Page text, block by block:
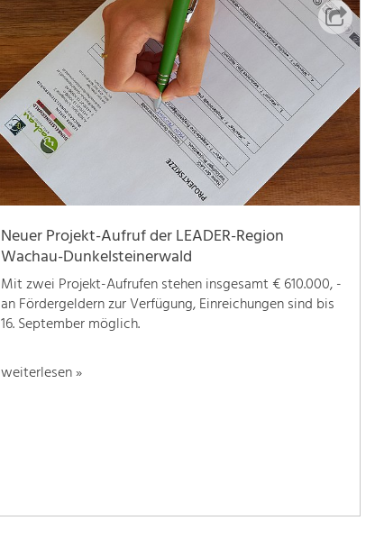
Neuer Projekt-Aufruf der LEADER-Region
Wachau-Dunkelsteinerwald
Mit zwei Projekt-Aufrufen stehen insgesamt € 610.000, -
an Fördergeldern zur Verfügung, Einreichungen sind bis
16. September möglich.
weiterlesen »